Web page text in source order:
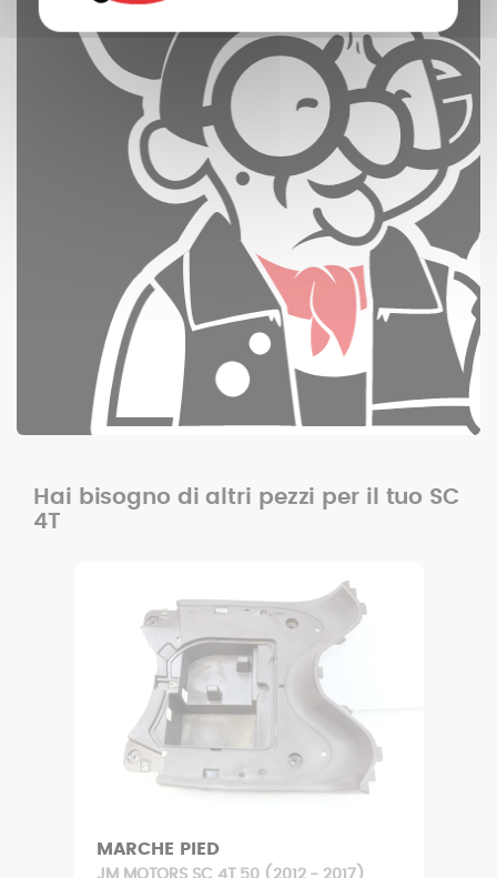
Hai bisogno di altri pezzi per il tuo SC
4T
MARCHE PIED